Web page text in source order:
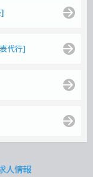
代行]
人情報